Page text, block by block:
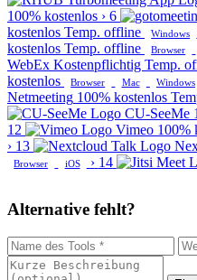
100% kostenlos › 6
kostenlos Temp. offline Windows
kostenlos Temp. offline Browser
WebEx Kostenpflichtig Temp.
kostenlos
Browser Mac Windows
Netmeeting 100% kostenlos
CU-SeeMe
12
Vimeo 100%
› 13
Browser
iOS › 14
Alternative fehlt?